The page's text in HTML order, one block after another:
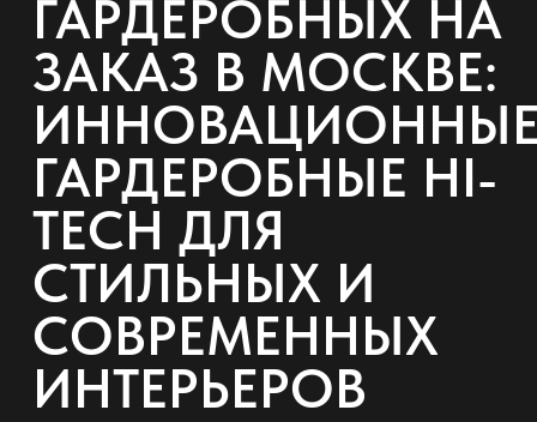
ГАРДЕРОБНЫХ НА
ЗАКАЗ В МОСКВЕ:
ГАРДЕРОБНЫЕ HI-
TECH ДЛЯ
СТИЛЬНЫХ И
СОВРЕМЕННЫХ
ИНТЕРЬЕРОВ